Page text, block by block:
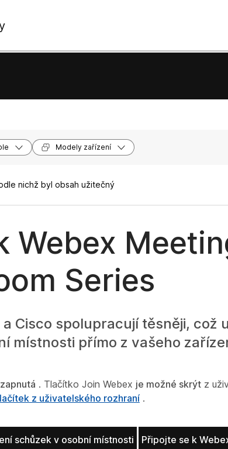
Modely zařízení
nichž byl obsah užitečný
Webex
Series
Cisco spolupracují těsněji, což
místnosti přímo z vašeho
. Tlačítko Join Webex je možné skrýt z
z uživatelského rozhraní .
schůzek v osobní místnosti Připojte se k